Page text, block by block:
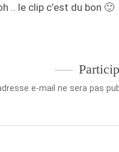
.. le clip c’est du bon 🙂
e-mail ne sera pas